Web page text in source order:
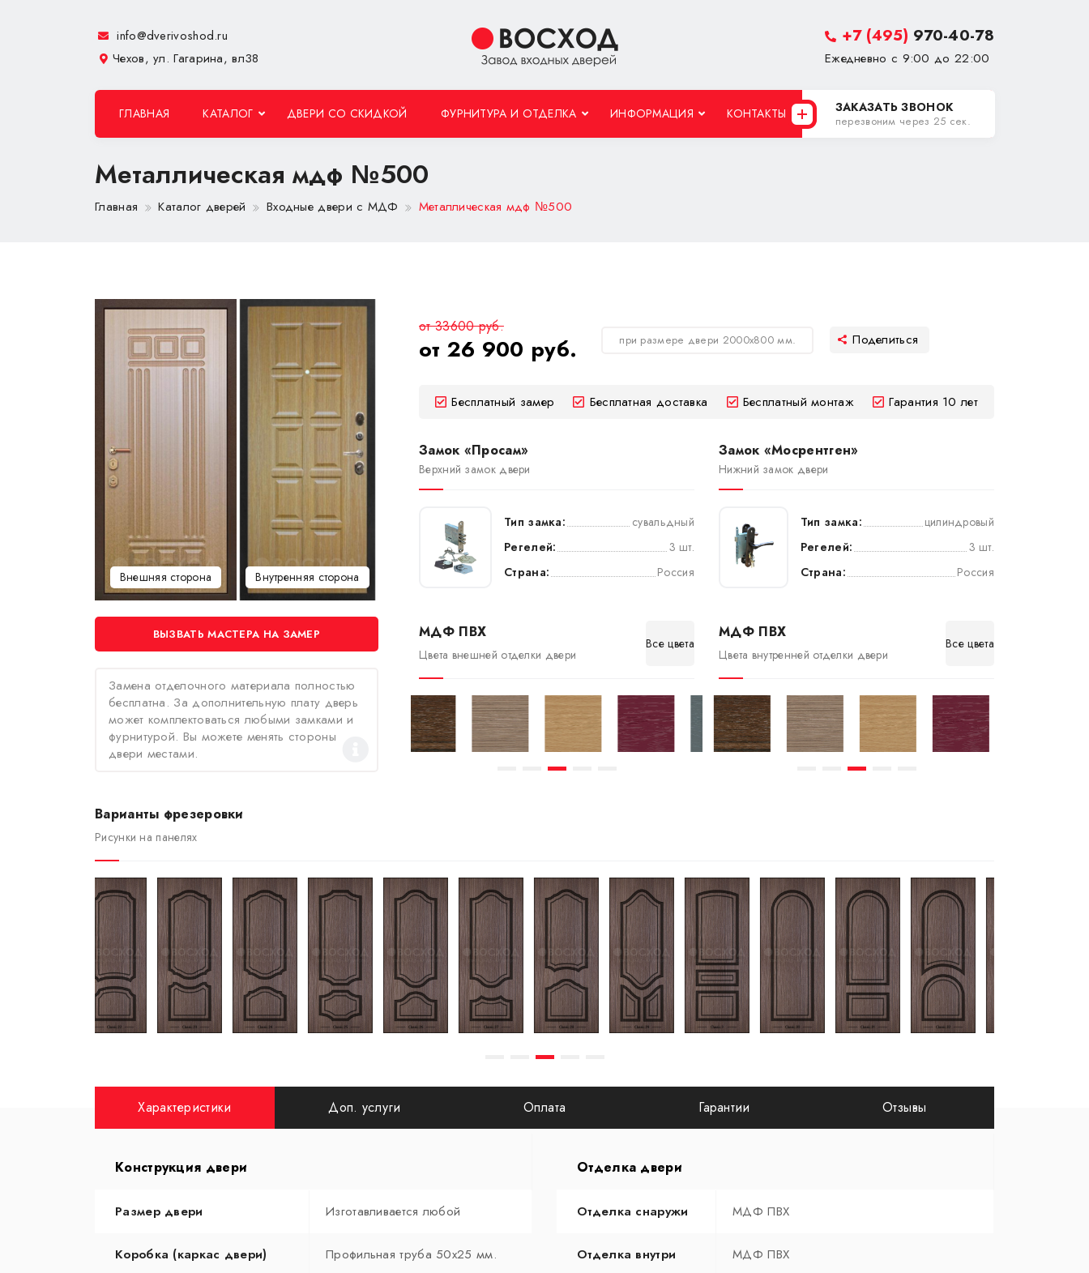
info@dverivoshod.ru
Чехов, ул. Гагарина, вл38
+7 (495) 970-40-78
Ежедневно с 9:00 до 22:00
ГЛАВНАЯ КАТАЛОГ ДВЕРИ СО СКИДКОЙ ФУРНИТУРА И ОТДЕЛКА ИНФОРМАЦИЯ КОНТАКТЫ ЗАКАЗАТЬ ЗВОНОК
перезвоним через 25 сек.
Металлическая мдф №500
Главная Каталог дверей Входные двери с МДФ Металлическая мдф №500
Внешняя сторона Внутренняя сторона
ВЫЗВАТЬ МАСТЕРА НА ЗАМЕР
Замена отделочного материала полностью
бесплатна. За дополнительную плату дверь
может комплектоваться любыми замками и
фурнитурой. Вы можете менять стороны
двери местами.
от 33600 руб.
от 26 900 руб. при размере двери 2000х800 мм.
Бесплатный замер Бесплатная доставка Бесплатный монтаж Гарантия 10 лет
Замок «Просам»
Верхний замок двери
Тип замка:
сувальдный
Регелей:
3 шт.
Страна:
Россия
Замок «Мосрентген»
Нижний замок двери
Тип замка:
цилиндровый
Регелей:
3 шт.
Страна:
Россия
МДФ ПВХ
Цвета внешней отделки двери
Все цвета
МДФ ПВХ
Цвета внутренней отделки двери
Все цвета
Варианты фрезеровки
Рисунки на панелях
Характеристики Доп. услуги Оплата Гарантии Отзывы
Конструкция двери
Размер двери Изготавливается любой
Коробка (каркас двери) Профильная труба 50х25 мм.
Отделка двери
Отделка снаружи МДФ ПВХ
Отделка внутри МДФ ПВХ